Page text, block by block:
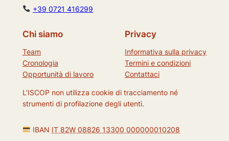
+39 0721 416299
Chi siamo
Team
Cronologia
Opportunità di lavoro
Privacy
Informativa sulla privacy
Termini e condizioni
Contattaci
L’ISCOP non utilizza cookie di tracciamento né
strumenti di profilazione degli utenti.
IBAN IT 82W 08826 13300 000000010208